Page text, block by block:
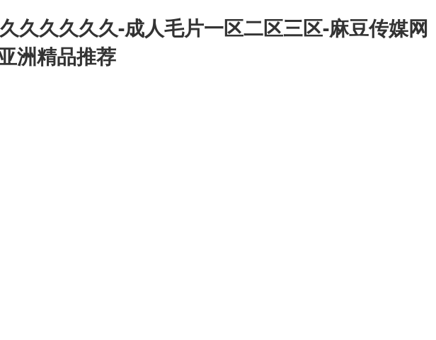
久久久久久-成人毛片一区二区三区-麻豆传媒网
洲精品推荐